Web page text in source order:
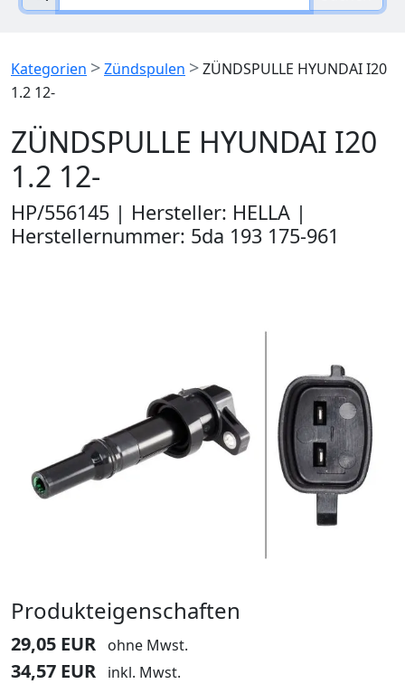
Kategorien >Zündspulen >ZÜNDSPULLE HYUNDAI I20
1.2 12-
ZÜNDSPULLE HYUNDAI I20
1.2 12-
HP/556145 | Hersteller: HELLA |
Herstellernummer: 5da 193 175-961
Produkteigenschaften
29,05 EUR ohne Mwst.
34,57 EUR inkl. Mwst.